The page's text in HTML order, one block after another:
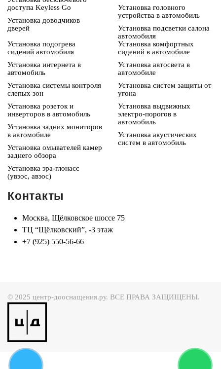
доступа Keyless Go
Установка доводчиков
дверей
Установка головного
устройства в автомобиль
Установка подсветки салона
автомобиля
Установка подогрева
сидений автомобиля
Установка интернета в
автомобиль
Установка системы контроля
слепых зон
Установка розеток и
инверторов в автомобиль
Установка задних мониторов
в автомобиле
Установка омывателей камер
заднего обзора
Установка эра-глонасс
(увэос, авэос)
Установка комфортных
сидений в автомобиле
Установка автосвета в
автомобиле
Установка систем защиты от
угона
Установка выдвижных
электро-порогов в
автомобиль
Установка акустических
систем в автомобиль
Контакты
Москва, Щёлковское шоссе 75
ТЦ “Щёлковский”, -3 этаж
+7 (925) 550-56-66
© 2025 центр-дооснащения.ру. ВСЕ ПРАВА ЗАЩИЩЕНЫ.